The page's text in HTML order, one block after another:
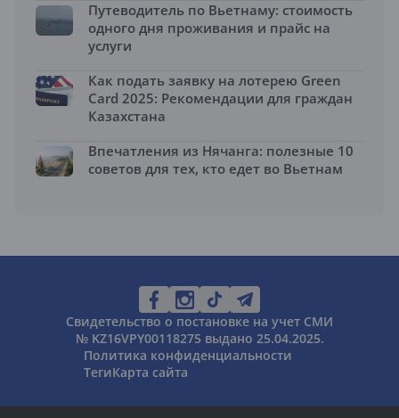
Путеводитель по Вьетнаму: стоимость
одного дня проживания и прайс на
услуги
Как подать заявку на лотерею Green
Card 2025: Рекомендации для граждан
Казахстана
Впечатления из Нячанга: полезные 10
советов для тех, кто едет во Вьетнам
Свидетельство о постановке на учет СМИ
№ KZ16VPY00118275 выдано 25.04.2025.
Политика конфиденциальности
ТегиКарта сайта